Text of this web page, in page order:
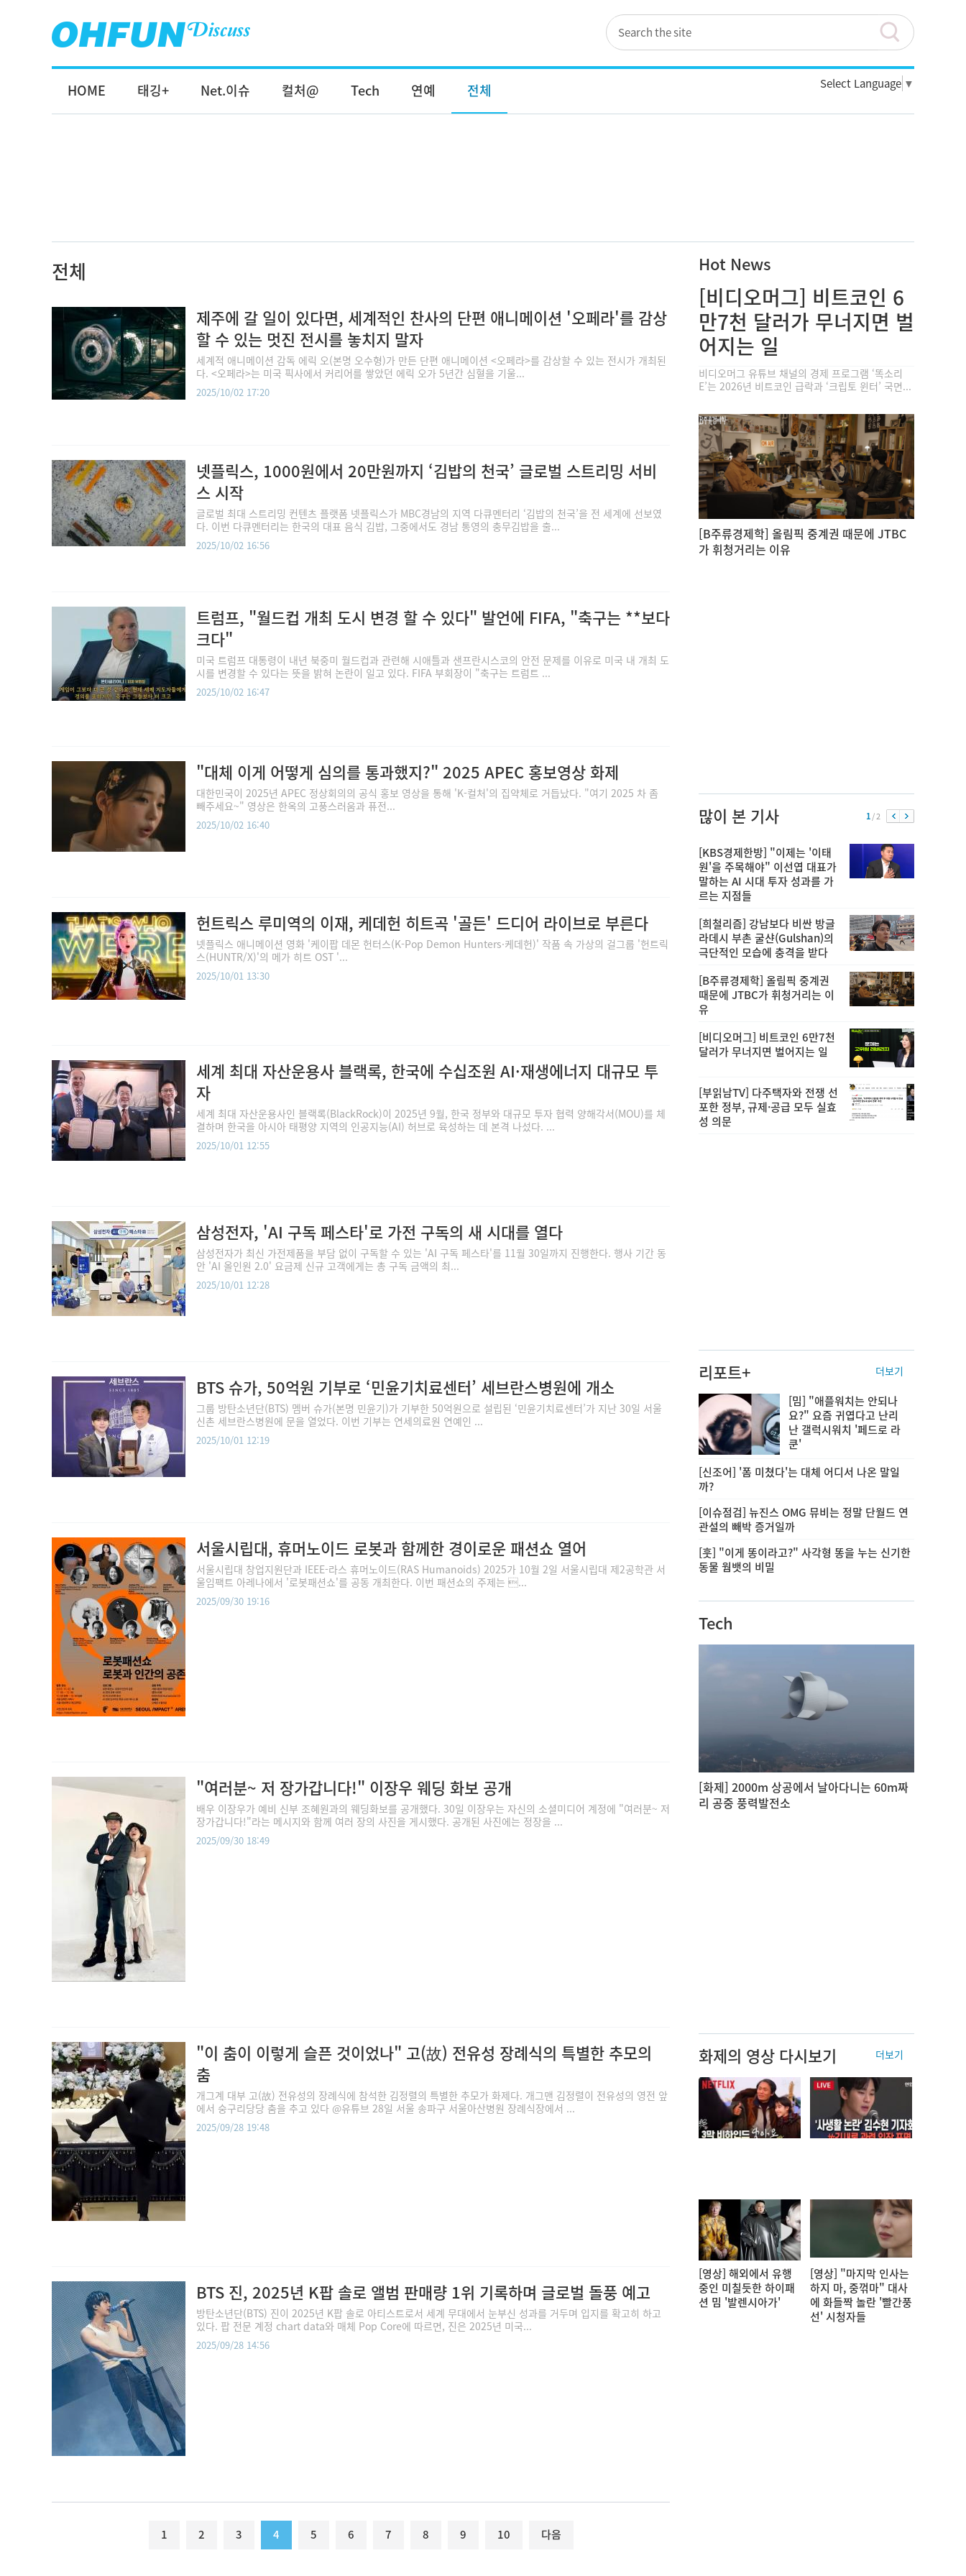
HOME 태깅+ Net.이슈 컬처@ Tech 연예 전체 Select Language ▼
전체
제주에 갈 일이 있다면, 세계적인 찬사의 단편 애니메이션 '오페라'를 감상
할 수 있는 멋진 전시를 놓치지 말자
세계적 애니메이션 감독 에릭 오(본명 오수형)가 만든 단편 애니메이션 <오페라>를 감상할 수 있는 전시가 개최된
다. <오페라>는 미국 픽사에서 커리어를 쌓았던 에릭 오가 5년간 심혈을 기울...
2025/10/02 17:20
넷플릭스, 1000원에서 20만원까지 ‘김밥의 천국’ 글로벌 스트리밍 서비
스 시작
글로벌 최대 스트리밍 컨텐츠 플랫폼 넷플릭스가 MBC경남의 지역 다큐멘터리 ‘김밥의 천국’을 전 세계에 선보였
다. 이번 다큐멘터리는 한국의 대표 음식 김밥, 그중에서도 경남 통영의 충무김밥을 출...
2025/10/02 16:56
트럼프, "월드컵 개최 도시 변경 할 수 있다" 발언에 FIFA, "축구는 **보다
크다"
미국 트럼프 대통령이 내년 북중미 월드컵과 관련해 시애틀과 샌프란시스코의 안전 문제를 이유로 미국 내 개최 도
시를 변경할 수 있다는 뜻을 밝혀 논란이 일고 있다. FIFA 부회장이 "축구는 트럼트 ...
2025/10/02 16:47
"대체 이게 어떻게 심의를 통과했지?" 2025 APEC 홍보영상 화제
대한민국이 2025년 APEC 정상회의의 공식 홍보 영상을 통해 'K-컬처'의 집약체로 거듭났다. "여기 2025 차 좀
빼주세요~" 영상은 한옥의 고풍스러움과 퓨전...
2025/10/02 16:40
헌트릭스 루미역의 이재, 케데헌 히트곡 '골든' 드디어 라이브로 부른다
넷플릭스 애니메이션 영화 '케이팝 데몬 헌터스(K-Pop Demon Hunters·케데헌)' 작품 속 가상의 걸그룹 '헌트릭
스(HUNTR/X)'의 메가 히트 OST '...
2025/10/01 13:30
세계 최대 자산운용사 블랙록, 한국에 수십조원 AI·재생에너지 대규모 투
자
세계 최대 자산운용사인 블랙록(BlackRock)이 2025년 9월, 한국 정부와 대규모 투자 협력 양해각서(MOU)를 체
결하며 한국을 아시아 태평양 지역의 인공지능(AI) 허브로 육성하는 데 본격 나섰다. ...
2025/10/01 12:55
삼성전자, 'AI 구독 페스타'로 가전 구독의 새 시대를 열다
삼성전자가 최신 가전제품을 부담 없이 구독할 수 있는 'AI 구독 페스타'를 11월 30일까지 진행한다. 행사 기간 동
안 'AI 올인원 2.0' 요금제 신규 고객에게는 총 구독 금액의 최...
2025/10/01 12:28
BTS 슈가, 50억원 기부로 ‘민윤기치료센터’ 세브란스병원에 개소
그룹 방탄소년단(BTS) 멤버 슈가(본명 민윤기)가 기부한 50억원으로 설립된 ‘민윤기치료센터’가 지난 30일 서울
신촌 세브란스병원에 문을 열었다. 이번 기부는 연세의료원 연예인 ...
2025/10/01 12:19
서울시립대, 휴머노이드 로봇과 함께한 경이로운 패션쇼 열어
서울시립대 창업지원단과 IEEE-라스 휴머노이드(RAS Humanoids) 2025가 10월 2일 서울시립대 제2공학관 서
울임팩트 아레나에서 '로봇패션쇼'를 공동 개최한다. 이번 패션쇼의 주제는 ...
2025/09/30 19:16
"여러분~ 저 장가갑니다!" 이장우 웨딩 화보 공개
배우 이장우가 예비 신부 조혜원과의 웨딩화보를 공개했다. 30일 이장우는 자신의 소셜미디어 계정에 "여러분~ 저
장가갑니다!"라는 메시지와 함께 여러 장의 사진을 게시했다. 공개된 사진에는 정장을 ...
2025/09/30 18:49
"이 춤이 이렇게 슬픈 것이었나" 고(故) 전유성 장례식의 특별한 추모의
춤
개그계 대부 고(故) 전유성의 장례식에 참석한 김정렬의 특별한 추모가 화제다. 개그맨 김정렬이 전유성의 영전 앞
에서 숭구리당당 춤을 추고 있다 @유튜브 28일 서울 송파구 서울아산병원 장례식장에서 ...
2025/09/28 19:48
BTS 진, 2025년 K팝 솔로 앨범 판매량 1위 기록하며 글로벌 돌풍 예고
방탄소년단(BTS) 진이 2025년 K팝 솔로 아티스트로서 세계 무대에서 눈부신 성과를 거두며 입지를 확고히 하고
있다. 팝 전문 계정 chart data와 매체 Pop Core에 따르면, 진은 2025년 미국...
2025/09/28 14:56
1 2 3 4 5 6 7 8 9 10 다음
Hot News
[비디오머그] 비트코인 6
만7천 달러가 무너지면 벌
어지는 일
비디오머그 유튜브 채널의 경제 프로그램 ‘똑소리
E’는 2026년 비트코인 급락과 ‘크립토 윈터’ 국면...
[B주류경제학] 올림픽 중계권 때문에 JTBC
가 휘청거리는 이유
많이 본 기사 1/ 2
[KBS경제한방] "이제는 '이태
원'을 주목해야" 이선엽 대표가
말하는 AI 시대 투자 성과를 가
르는 지점들
[희철리즘] 강남보다 비싼 방글
라데시 부촌 굴샨(Gulshan)의
극단적인 모습에 충격을 받다
[B주류경제학] 올림픽 중계권
때문에 JTBC가 휘청거리는 이
유
[비디오머그] 비트코인 6만7천
달러가 무너지면 벌어지는 일
[부읽남TV] 다주택자와 전쟁 선
포한 정부, 규제·공급 모두 실효
성 의문
리포트+ 더보기
[밈] "애플워치는 안되나
요?" 요즘 귀엽다고 난리
난 갤럭시워치 '페드로 라
쿤'
[신조어] '폼 미쳤다'는 대체 어디서 나온 말일
까?
[이슈점검] 뉴진스 OMG 뮤비는 정말 단월드 연
관설의 빼박 증거일까
[훗] "이게 똥이라고?" 사각형 똥을 누는 신기한
동물 웜뱃의 비밀
Tech
[화제] 2000m 상공에서 날아다니는 60m짜
리 공중 풍력발전소
화제의 영상 다시보기 더보기
[영상] 해외에서 유행
중인 미칠듯한 하이패
션 밈 '발렌시아가'
[영상] "마지막 인사는
하지 마, 중꺾마" 대사
에 화들짝 놀란 '빨간풍
선' 시청자들